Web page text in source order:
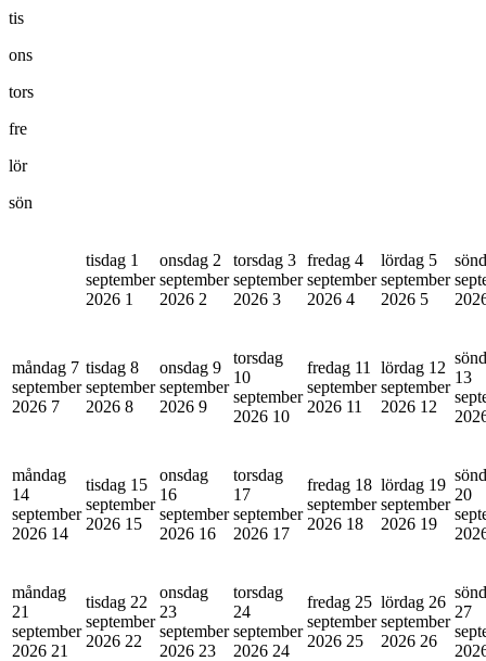
tis
ons
tors
fre
lör
sön
tisdag 1
september
2026 1
onsdag 2
september
2026 2
torsdag 3
september
2026 3
fredag 4
september
2026 4
lördag 5
september
2026 5
måndag 7
september
2026 7
tisdag 8
september
2026 8
onsdag 9
september
2026 9
torsdag
10
september
2026 10
fredag 11
september
2026 11
lördag 12
september
2026 12
13
måndag
14
september
2026 14
tisdag 15
september
2026 15
onsdag
16
september
2026 16
torsdag
17
september
2026 17
fredag 18
september
2026 18
lördag 19
september
2026 19
20
måndag
21
september
2026 21
tisdag 22
september
2026 22
onsdag
23
september
2026 23
torsdag
24
september
2026 24
fredag 25
september
2026 25
lördag 26
september
2026 26
27